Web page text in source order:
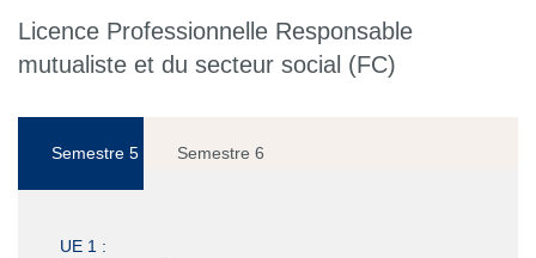
Licence Professionnelle Responsable
mutualiste et du secteur social (FC)
Semestre 5 Semestre 6
UE 1 :